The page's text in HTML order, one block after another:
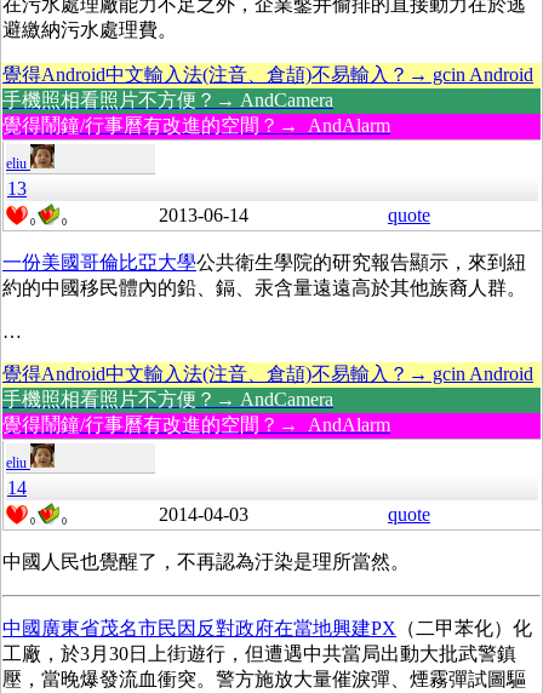
在污水處理廠能力不足之外，企業鑿井偷排的直接動力在於逃
避繳納污水處理費。
覺得Android中文輸入法(注音、倉頡)不易輸入？→ gcin Android
手機照相看照片不方便？→ AndCamera
覺得鬧鐘/行事曆有改進的空間？→ AndAlarm
eliu
13
0 0 2013-06-14 quote
一份美國哥倫比亞大學公共衛生學院的研究報告顯示，來到紐
約的中國移民體內的鉛、鎘、汞含量遠遠高於其他族裔人群。
…
覺得Android中文輸入法(注音、倉頡)不易輸入？→ gcin Android
手機照相看照片不方便？→ AndCamera
覺得鬧鐘/行事曆有改進的空間？→ AndAlarm
eliu
14
0 0 2014-04-03 quote
中國人民也覺醒了，不再認為汙染是理所當然。
中國廣東省茂名市民因反對政府在當地興建PX （二甲苯化）化
工廠，於3月30日上街遊行，但遭遇中共當局出動大批武警鎮
壓，當晚爆發流血衝突。警方施放大量催淚彈、煙霧彈試圖驅